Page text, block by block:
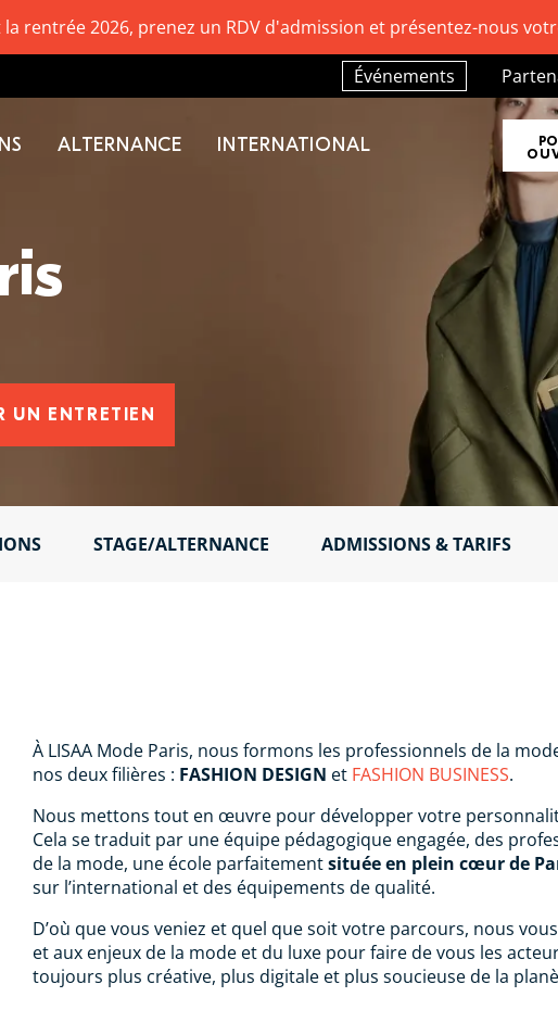
UN ENTRETIEN
STAGE/ALTERNANCE ADMISSIONS & TARIFS
À LISAA Mode Paris, nous formons les professionnels de la
nos deux filières : FASHION DESIGN et FASHION BUSINESS.
Nous mettons tout en œuvre pour développer votre
Cela se traduit par une équipe pédagogique engagée, des
de la mode, une école parfaitementsituée en plein cœur de
sur l’international et des équipements de qualité.
D’où que vous veniez et quel que soit votre parcours, nous
et aux enjeux de la mode et du luxe pour faire de vous les
toujours plus créative, plus digitale et plus soucieuse de la
Événements
ALTERNANCE INTERNATIONAL
la rentrée 2026, prenez un RDV d'admission et présentez-nous